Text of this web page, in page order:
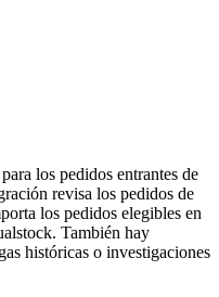
los pedidos entrantes de
revisa los pedidos de
los pedidos elegibles en
También hay
históricas o investigaciones